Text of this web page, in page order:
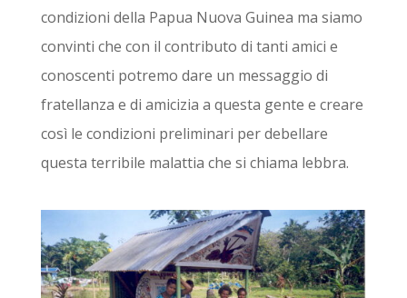
condizioni della Papua Nuova Guinea ma siamo
convinti che con il contributo di tanti amici e
conoscenti potremo dare un messaggio di
fratellanza e di amicizia a questa gente e creare
così le condizioni preliminari per debellare
questa terribile malattia che si chiama lebbra.